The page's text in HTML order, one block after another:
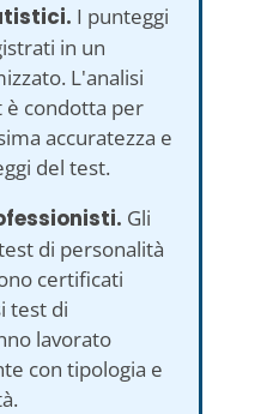
I punteggi
in un
L'analisi
è condotta per
accuratezza e
del test.
Gli
di personalità
certificati
test di
lavorato
con tipologia e